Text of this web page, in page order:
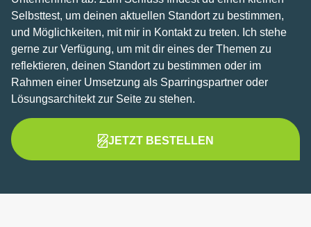
Selbsttest, um deinen aktuellen Standort zu bestimmen,
und Möglichkeiten, mit mir in Kontakt zu treten. Ich stehe
gerne zur Verfügung, um mit dir eines der Themen zu
reflektieren, deinen Standort zu bestimmen oder im
Rahmen einer Umsetzung als Sparringspartner oder
Lösungsarchitekt zur Seite zu stehen.
JETZT BESTELLEN